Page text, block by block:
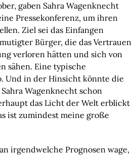
gaben Sahra Wagenknecht
Pressekonferenz, um ihren
Ziel sei das Einfangen
Bürger, die das Vertrauen
verloren hätten und sich von
sähen. Eine typische
Und in der Hinsicht könnte die
Wagenknecht schon
das Licht der Welt erblickt
ist zumindest meine große
irgendwelche Prognosen wage,